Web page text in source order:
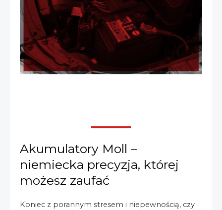
Akumulatory Moll –
niemiecka precyzja, której
możesz zaufać
Koniec z porannym stresem i niepewnością, czy